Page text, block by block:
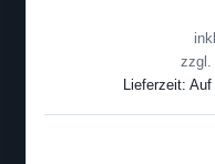
zzgl.
Lieferzeit: Auf